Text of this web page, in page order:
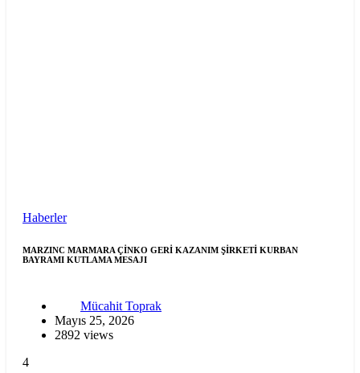
Haberler
MARZINC MARMARA ÇİNKO GERİ KAZANIM ŞİRKETİ KURBAN
BAYRAMI KUTLAMA MESAJI
Mücahit Toprak
Mayıs 25, 2026
2892 views
4